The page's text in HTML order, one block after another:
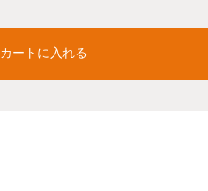
カートに入れる